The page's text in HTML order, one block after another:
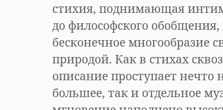
стихия, поднимающая
до философского
бесконечное многообразие
природой. Как в стихах
описание проступает нечто
большее, так и отдельное